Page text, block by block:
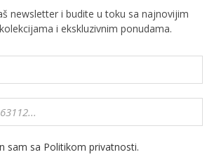
newsletter i budite u toku sa najnovijim
i ekskluzivnim ponudama.
sam sa Politikom privatnosti.